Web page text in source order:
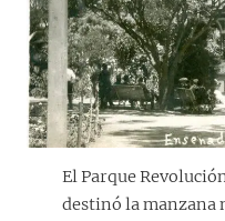
El Parque
destinó la manzana